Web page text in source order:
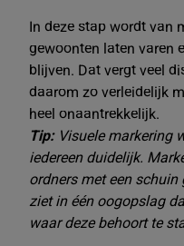
In deze stap wordt van
gewoonten laten varen
blijven. Dat vergt veel
daarom zo verleidelijk
heel onaantrekkelijk.
Tip:Visuele markering
iedereen duidelijk.
ordners met een
ziet in één oogopslag
waar deze behoort te